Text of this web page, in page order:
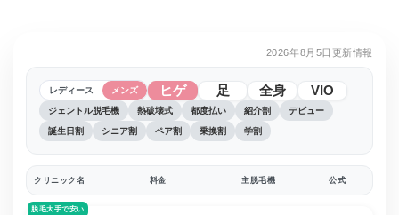
2026年8月5日更新情報
レディース メンズ ヒゲ 足 全身 VIO
ジェントル脱毛機 熱破壊式 都度払い 紹介割 デビュー
誕生日割 シニア割 ペア割 乗換割 学割
クリニック名 料金 主脱毛機 公式
脱毛大手で安い